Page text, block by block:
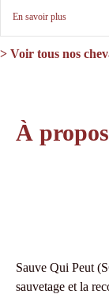
En savoir plus
> Voir tous nos
À
Sauve Qui Peut
sauvetage et la